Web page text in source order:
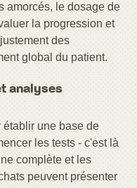
amorcés, le dosage de
la progression et
des
global du patient.
analyses
établir une base de
les tests - c'est là
complète et les
peuvent présenter